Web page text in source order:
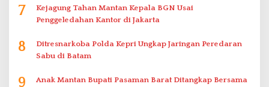
7
Kejagung Tahan Mantan Kepala BGN Usai
Penggeledahan Kantor di Jakarta
8
Ditresnarkoba Polda Kepri Ungkap Jaringan Peredaran
Sabu di Batam
9 Anak Mantan Bupati Pasaman Barat Ditangkap Bersama